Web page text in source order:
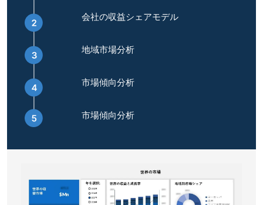
会社の収益シェアモデル
地域市場分析
市場傾向分析
市場傾向分析